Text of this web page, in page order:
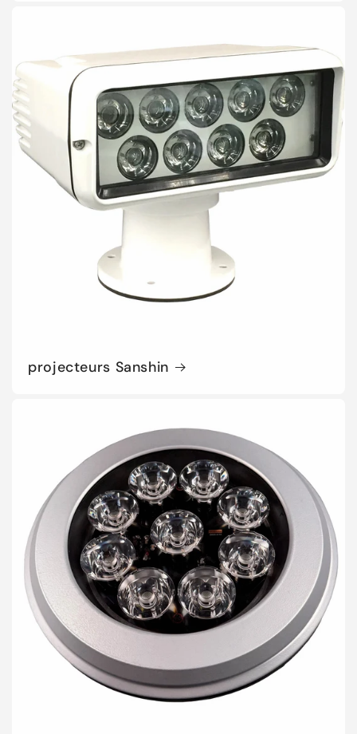
projecteurs Sanshin